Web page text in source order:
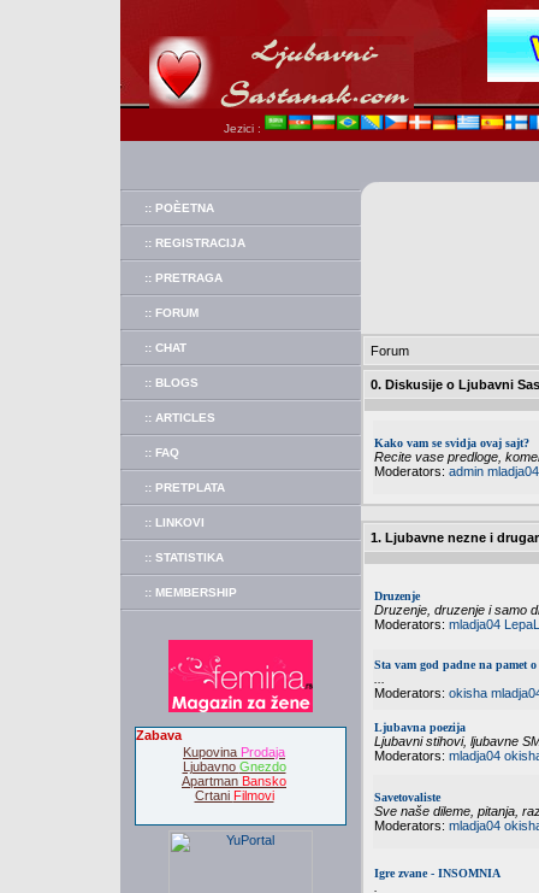
Jezici :
:: POÈETNA
:: REGISTRACIJA
:: PRETRAGA
:: FORUM
:: CHAT
:: BLOGS
:: ARTICLES
:: FAQ
:: PRETPLATA
:: LINKOVI
:: STATISTIKA
:: MEMBERSHIP
Zabava
Kupovina Prodaja
Ljubavno Gnezdo
Apartman Bansko
Crtani Filmovi
Forum
0. Diskusije o Ljubavni
Kako vam se svidja ovaj sajt?
Recite vase predloge,
Moderators: admin mladja04
1. Ljubavne nezne i
Druzenje
Druzenje, druzenje i samo
Moderators: mladja04
Sta vam god padne na pamet
Moderators: okisha
Ljubavna poezija
Ljubavni stihovi, ljubavne
Moderators: mladja04
Savetovaliste
Sve naše dileme, pitanja,
Moderators: mladja04
Igre zvane - INSOMNIA